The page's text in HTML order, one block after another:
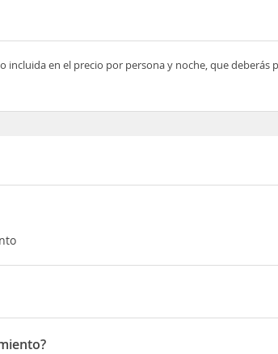
en el precio por persona y noche, que deberás